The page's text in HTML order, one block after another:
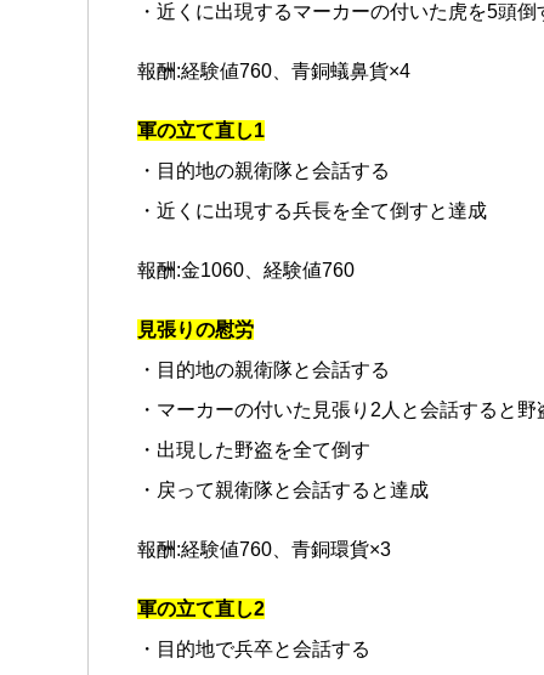
・近くに出現するマーカーの付いた虎を5頭倒
報酬:経験値760、青銅蟻鼻貨×4
軍の立て直し1
・目的地の親衛隊と会話する
・近くに出現する兵長を全て倒すと達成
報酬:金1060、経験値760
見張りの慰労
・目的地の親衛隊と会話する
・マーカーの付いた見張り2人と会話すると野
・出現した野盗を全て倒す
・戻って親衛隊と会話すると達成
報酬:経験値760、青銅環貨×3
軍の立て直し2
・目的地で兵卒と会話する